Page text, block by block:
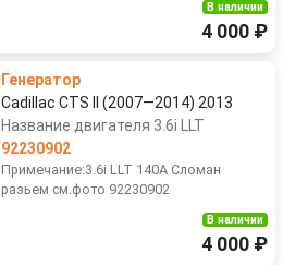
В наличии
4 000 ₽
Генератор
Cadillac CTS II (2007—2014) 2013
Название двигателя 3.6i LLT
92230902
Примечание:3.6i LLT 140A Сломан
разьем см.фото 92230902
В наличии
4 000 ₽